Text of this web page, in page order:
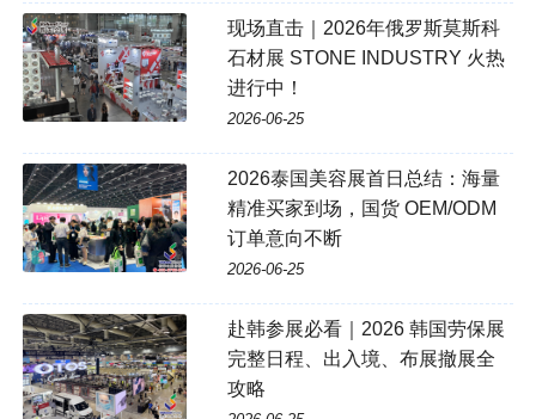
现场直击｜2026年俄罗斯莫斯科
石材展 STONE INDUSTRY 火热
进行中！
2026-06-25
2026泰国美容展首日总结：海量
精准买家到场，国货 OEM/ODM
订单意向不断
2026-06-25
赴韩参展必看｜2026 韩国劳保展
完整日程、出入境、布展撤展全
攻略